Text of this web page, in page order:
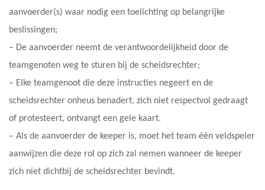
aanvoerder(s) waar nodig een toelichting op belangrijke
beslissingen;
– De aanvoerder neemt de verantwoordelijkheid door de
teamgenoten weg te sturen bij de scheidsrechter;
– Elke teamgenoot die deze instructies negeert en de
scheidsrechter onheus benadert, zich niet respectvol gedraagt
of protesteert, ontvangt een gele kaart.
– Als de aanvoerder de keeper is, moet het team één veldspeler
aanwijzen die deze rol op zich zal nemen wanneer de keeper
zich niet dichtbij de scheidsrechter bevindt.